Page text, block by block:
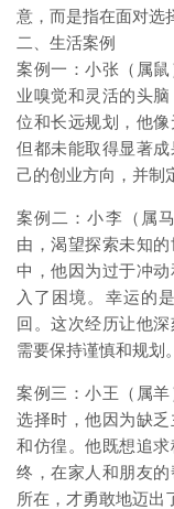
意，而是指在面对选
二、生活案例
案例一：小张（属
业嗅觉和灵活的头
位和长远规划，他
但都未能取得显著
己的创业方向，并制
案例二：小李（属
由，渴望探索未知
中，他因为过于冲
入了困境。幸运的
回。这次经历让他
需要保持谨慎和规划。
案例三：小王（属
选择时，他因为缺
和仿徨。他既想追
终，在家人和朋友
所在，才勇敢地迈出